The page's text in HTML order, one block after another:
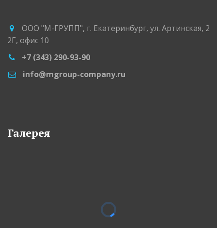
ООО "М-ГРУПП", г. Екатеринбург, ул. Артинская, 2
2Г, офис 10
+7 (343) 290-93-90
info@mgroup-company.ru
Галерея